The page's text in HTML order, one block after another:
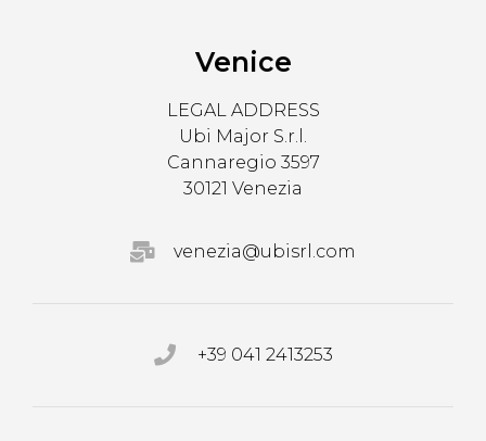
Venice
LEGAL ADDRESS
Ubi Major S.r.l.
Cannaregio 3597
30121 Venezia
venezia@ubisrl.com
+39 041 2413253